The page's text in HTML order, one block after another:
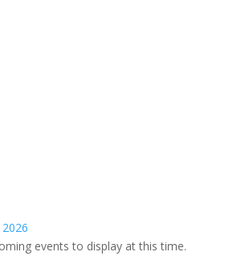
events to display at this time.